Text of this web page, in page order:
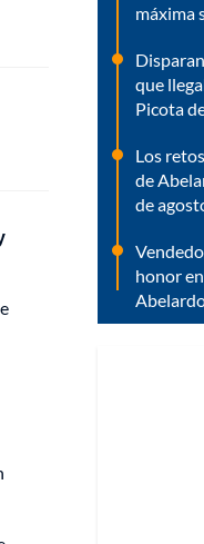
máxima
que
Picota
Los
de
de
honor